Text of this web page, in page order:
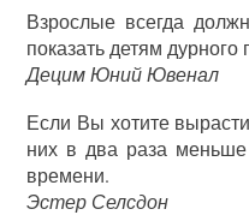
Взрослые всегда
показать детям дурного
Децим Юний Ювенал
Если Вы хотите
них в два раза
времени.
Эстер Селсдон